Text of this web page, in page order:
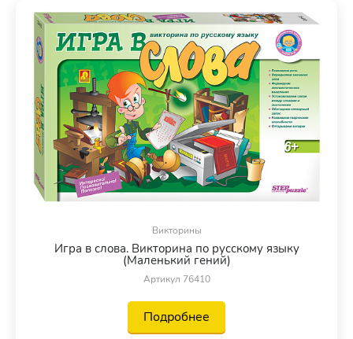
Викторины
Игра в слова. Викторина по русскому языку
(Маленький гений)
Артикул 76410
Подробнее